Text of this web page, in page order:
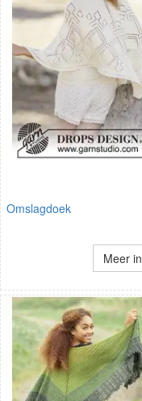
Omslagdoek
Meer